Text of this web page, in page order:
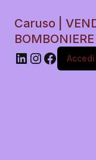
Caruso |
BOMBONIERE
Accedi